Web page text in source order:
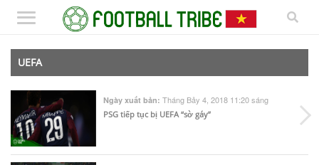
UEFA
Ngày xuất bản: Tháng Bảy 4, 2018 11:20 sáng
PSG tiếp tục bị UEFA “sờ gáy”